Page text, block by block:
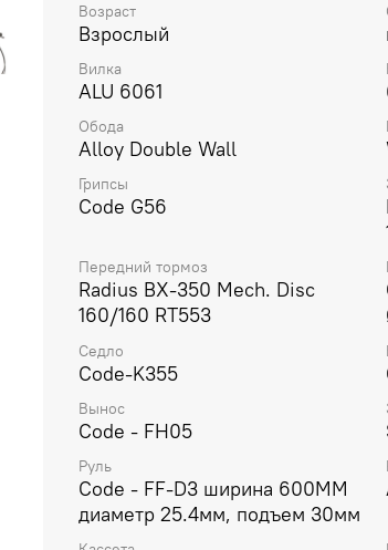
спутник, позволяющий легко и
города, экономить время и силы. Он
тех, кто предпочитает активный
Возраст
Взрослый
Вилка
ALU 6061
Обода
Alloy Double Wall
Грипсы
Code G56
Передний тормоз
Radius BX-350 Mech. Disc
160/160 RT553
Седло
Code-K355
Вынос
Code - FH05
Руль
Code - FF-D3 ширина 600MM
диаметр 25.4мм, подъем 30мм